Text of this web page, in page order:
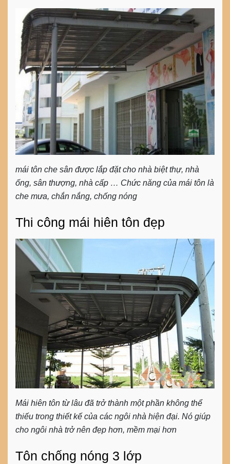
mái tôn che sân được lắp đặt cho nhà biệt thự, nhà
ống, sân thượng, nhà cấp … Chức năng của mái tôn là
che mưa, chắn nắng, chống nóng
Thi công mái hiên tôn đẹp
Mái hiên tôn từ lâu đã trở thành một phần không thể
thiếu trong thiết kế của các ngôi nhà hiện đại. Nó giúp
cho ngôi nhà trở nên đẹp hơn, mềm mại hơn
Tôn chống nóng 3 lớp